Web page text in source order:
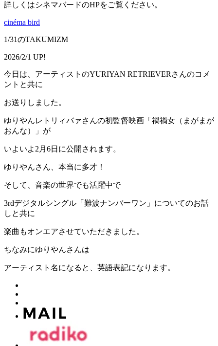
詳しくはシネマバードのHPをご覧ください。
cinéma bird
1/31のTAKUMIZM
2026/2/1 UP!
今日は、アーティストのYURIYAN RETRIEVERさんのコメ
ントと共に
お送りしました。
ゆりやんレトリィバァさんの初監督映画「禍禍女（まがまが
おんな）」が
いよいよ2月6日に公開されます。
ゆりやんさん、本当に多才！
そして、音楽の世界でも活躍中で
3rdデジタルシングル「難波ナンバーワン」についてのお話
しと共に
楽曲もオンエアさせていただきました。
ちなみにゆりやんさんは
アーティスト名になると、英語表記になります。